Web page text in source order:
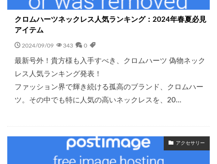
クロムハーツネックレス人気ランキング：2024年春夏必見
アイテム
2024/09/09 343 0
最新号外！貴方様も入手すべき、クロムハーツ 偽物ネック
レス人気ランキング発表！
ファッション界で輝き続ける孤高のブランド、クロムハー
ツ。その中でも特に人気の高いネックレスを、20…
アクセサリー